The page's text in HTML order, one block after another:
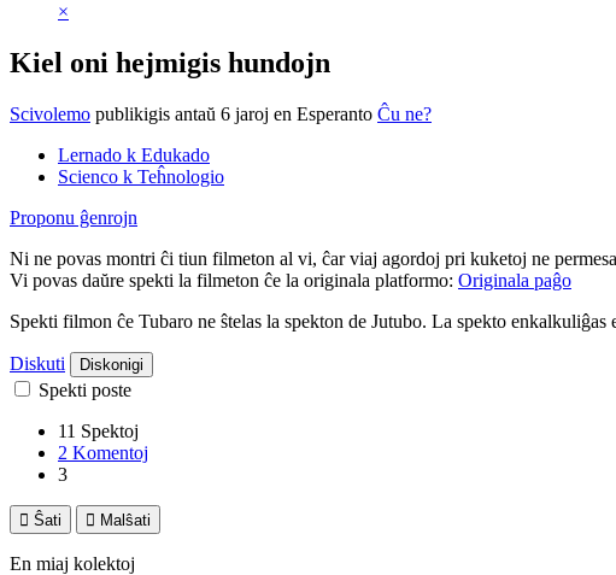
×
Kiel oni hejmigis hundojn
Scivolemo publikigis antaŭ 6 jaroj en Esperanto Ĉu ne?
Lernado k Edukado
Scienco k Teĥnologio
Proponu ĝenrojn
Ni ne povas montri ĉi tiun filmeton al vi, ĉar viaj agordoj pri kuketoj ne
Vi povas daŭre spekti la filmeton ĉe la originala platformo: Originala paĝo
Spekti filmon ĉe Tubaro ne ŝtelas la spekton de Jutubo. La spekto enkalkuliĝas
Diskuti Diskonigi
Spekti poste
11 Spektoj
2 Komentoj
3
 Ŝati  Malŝati
En miaj kolektoj